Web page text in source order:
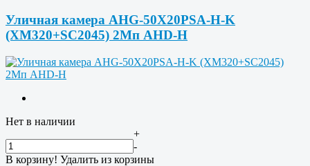
Уличная камера AHG-50X20PSA-H-K
(XM320+SC2045) 2Мп AHD-H
Нет в наличии
+
-
В корзину! Удалить из корзины